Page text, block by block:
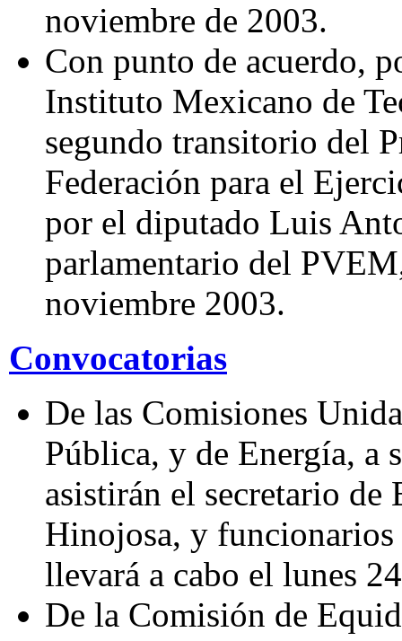
noviembre de 2003.
Con punto de acuerdo,
Instituto Mexicano de
segundo transitorio del
Federación para el
por el diputado Luis
parlamentario del
noviembre 2003.
Convocatorias
De las Comisiones
Pública, y de Energía, a
asistirán el secretario
Hinojosa, y funcionarios
llevará a cabo el lunes
De la Comisión de